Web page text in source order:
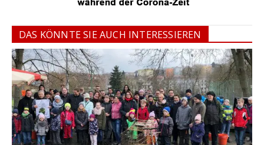
DAS KÖNNTE SIE AUCH INTERESSIEREN